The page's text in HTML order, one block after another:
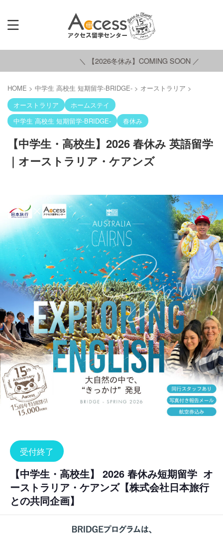
＼ 【2026冬休み】COMING SOON ／
HOME > 中学生 高校生 短期留学-BRIDGE- > オーストラリア >
オーストラリア
ホームステイ
中学生 高校生 短期留学-BRIDGE-
春休み
【中学生・高校生】2026 春休み 英語留学
｜オーストラリア・ケアンズ
受付終了
【中学生・高校生】 2026 春休み短期留学 オ
ーストラリア・ケアンズ【株式会社日本旅行
との共同企画】